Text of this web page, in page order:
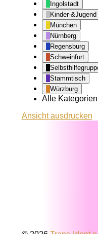
Ingolstadt
Kinder-&Jugend
München
Nürnberg
Regensburg
Schweinfurt
Stammtisch
Würzburg
Alle Kategorien
Ansichtausdrucken